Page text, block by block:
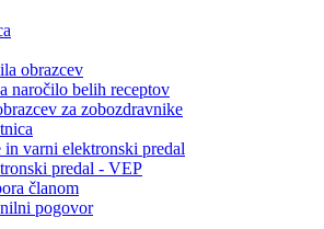
obrazcev
naročilo belih receptov
za zobozdravnike
in varni elektronski predal
predal - VEP
članom
pogovor